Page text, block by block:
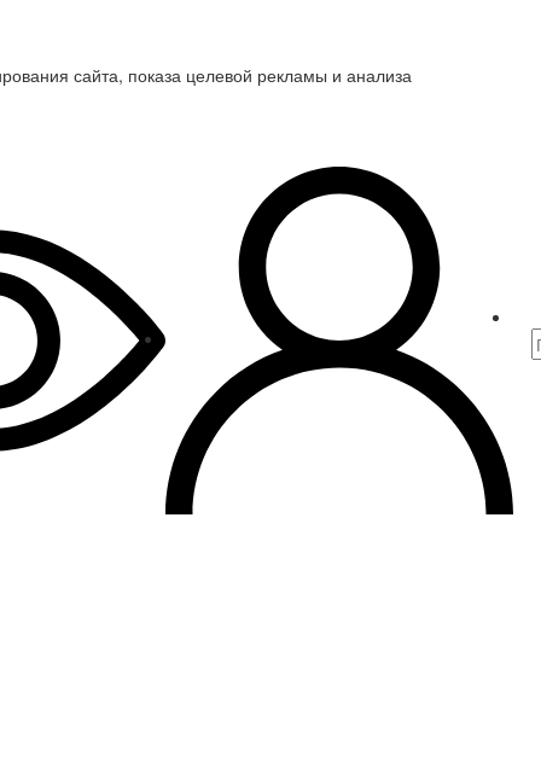
сайта, показа целевой рекламы и анализа